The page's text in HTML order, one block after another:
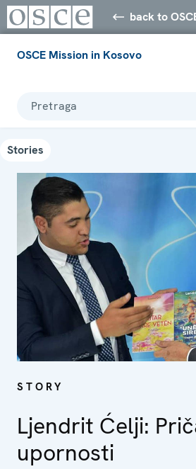
back to
OSCE Mission in Kosovo
Pretraga
Stories
STORY
Ljendrit Ćelji:
upornosti